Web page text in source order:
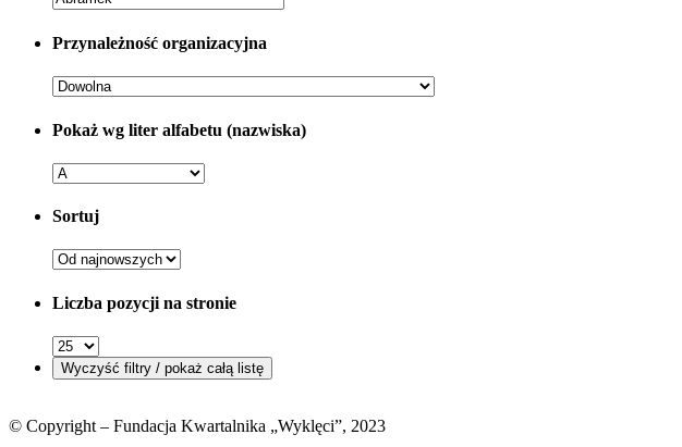
Przynależność organizacyjna
Pokaż wg liter alfabetu (nazwiska)
Sortuj
Liczba pozycji na stronie
© Copyright – Fundacja Kwartalnika „Wyklęci”, 2023